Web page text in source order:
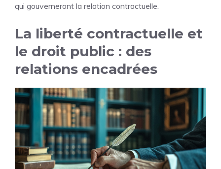
qui gouverneront la relation contractuelle.
La liberté contractuelle et
le droit public : des
relations encadrées